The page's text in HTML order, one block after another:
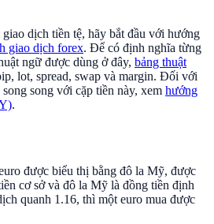
dịch tiền tệ, hãy bắt đầu với hướng
giao dịch forex. Để có định nghĩa từng
ngữ được dùng ở đây, bảng thuật
lot, spread, swap và margin. Đối với
song với cặp tiền này, xem hướng
.
được biểu thị bằng đô la Mỹ, được
cơ sở và đô la Mỹ là đồng tiền định
quanh 1.16, thì một euro mua được